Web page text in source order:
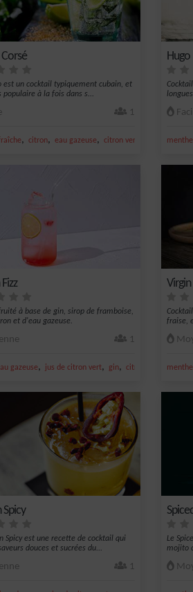
est un cocktail typiquement cubain, et
populaire à la fois dans s...
1
, citron, eau gazeuse, citron vert frais sucre
Hugo
à base de gin, sirop de framboise,
et d'eau gazeuse.
1
gazeuse, jus de citron vert, gin, citron jaune
fraise,
Spicy
Spicy est une recette de cocktail qui
douces et sucrées du...
1
Le
mojito